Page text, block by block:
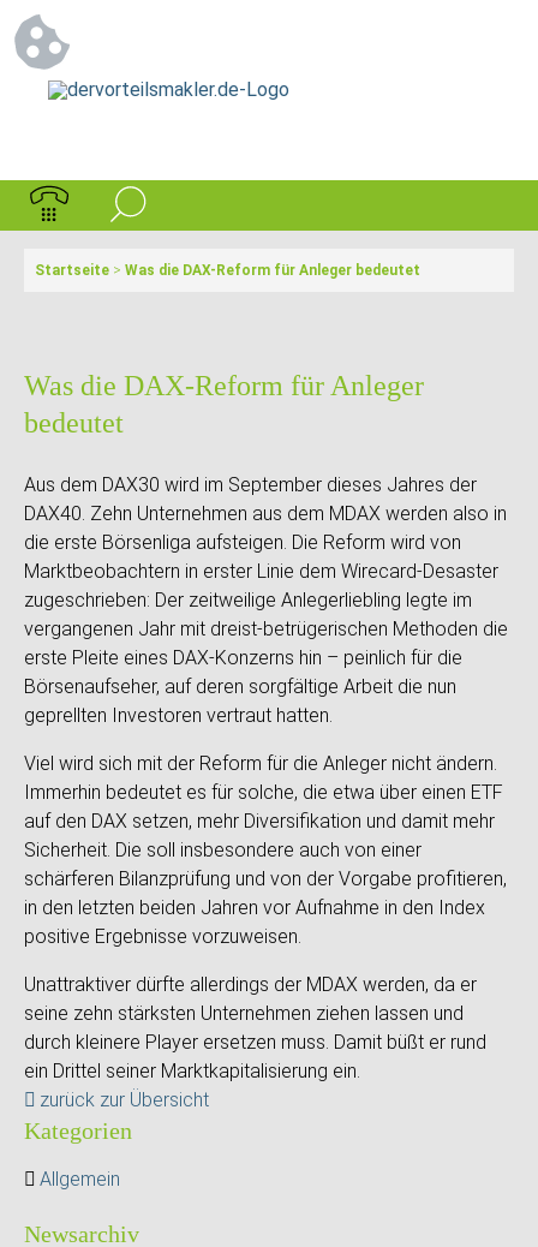
Startseite > Was die DAX-Reform für Anleger bedeutet
Was die DAX-Reform für Anleger
bedeutet
Aus dem DAX30 wird im September dieses Jahres der
DAX40. Zehn Unternehmen aus dem MDAX werden also in
die erste Börsenliga aufsteigen. Die Reform wird von
Marktbeobachtern in erster Linie dem Wirecard-Desaster
zugeschrieben: Der zeitweilige Anlegerliebling legte im
vergangenen Jahr mit dreist-betrügerischen Methoden die
erste Pleite eines DAX-Konzerns hin – peinlich für die
Börsenaufseher, auf deren sorgfältige Arbeit die nun
geprellten Investoren vertraut hatten.
Viel wird sich mit der Reform für die Anleger nicht ändern.
Immerhin bedeutet es für solche, die etwa über einen ETF
auf den DAX setzen, mehr Diversifikation und damit mehr
Sicherheit. Die soll insbesondere auch von einer
schärferen Bilanzprüfung und von der Vorgabe profitieren,
in den letzten beiden Jahren vor Aufnahme in den Index
positive Ergebnisse vorzuweisen.
Unattraktiver dürfte allerdings der MDAX werden, da er
seine zehn stärksten Unternehmen ziehen lassen und
durch kleinere Player ersetzen muss. Damit büßt er rund
ein Drittel seiner Marktkapitalisierung ein.
zurück zur Übersicht
Kategorien
Allgemein
Newsarchiv